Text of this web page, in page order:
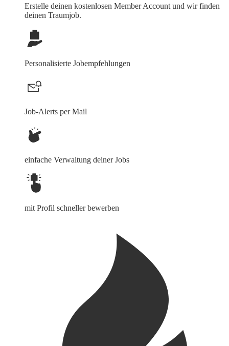
Erstelle deinen kostenlosen Member Account und wir finden
deinen Traumjob.
Personalisierte Jobempfehlungen
Job-Alerts per Mail
einfache Verwaltung deiner Jobs
mit Profil schneller bewerben